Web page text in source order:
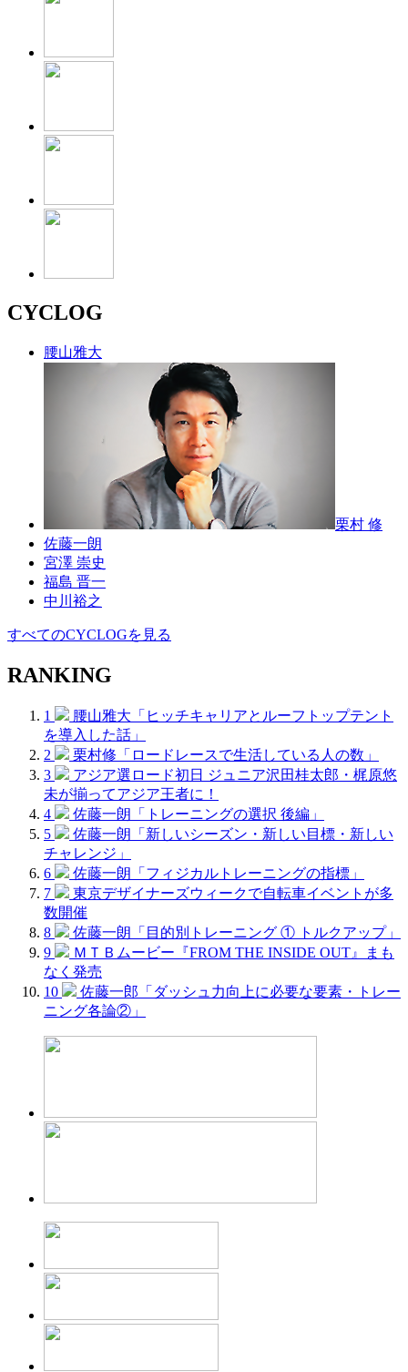
CYCLOG
腰山雅大
栗村 修
佐藤一朗
宮澤 崇史
福島 晋一
中川裕之
すべてのCYCLOGを見る
RANKING
1
腰山雅大「ヒッチキャリアとルーフトップテント
を導入した話」
2
栗村修「ロードレースで生活している人の数」
3
アジア選ロード初日 ジュニア沢田桂太郎・梶原悠
未が揃ってアジア王者に！
4
佐藤一朗「トレーニングの選択 後編」
5
佐藤一朗「新しいシーズン・新しい目標・新しい
チャレンジ」
6
佐藤一朗「フィジカルトレーニングの指標」
7
東京デザイナーズウィークで自転車イベントが多
数開催
8
佐藤一朗「目的別トレーニング ① トルクアップ」
9
ＭＴＢムービー『FROM THE INSIDE OUT』まも
なく発売
10
佐藤一郎「ダッシュ力向上に必要な要素・トレー
ニング各論②」